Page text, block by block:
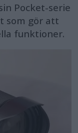
Pocket-serie
som gör att
funktioner.